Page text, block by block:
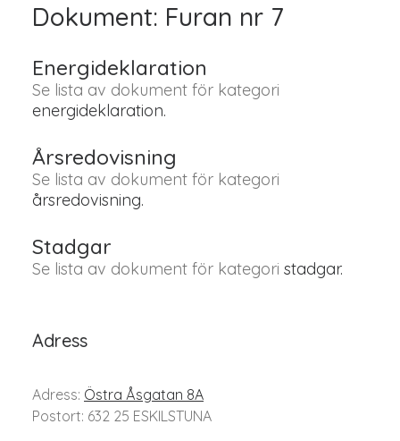
Dokument: Furan nr 7
Energideklaration
Se lista av dokument för kategori
energideklaration.
Årsredovisning
Se lista av dokument för kategori
årsredovisning.
Stadgar
Se lista av dokument för kategori stadgar.
Adress
Adress: Östra Åsgatan 8A
Postort: 632 25 ESKILSTUNA